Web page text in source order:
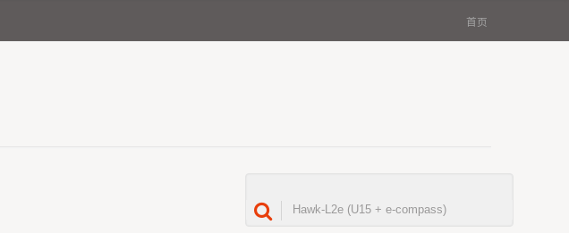
首页